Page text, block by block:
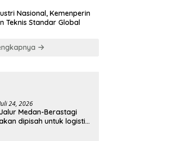
Nasional, Kemenperin
Teknis Standar Global
24, 2026
Jalur Medan-Berastagi
dipisah untuk logistik